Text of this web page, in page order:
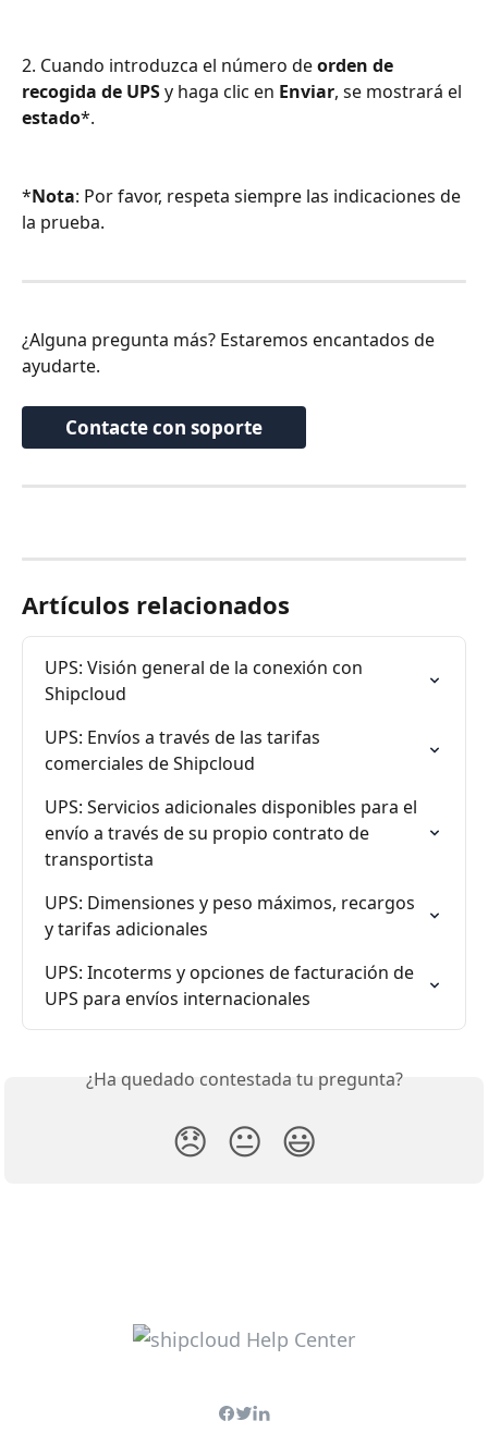
2. Cuando introduzca el número de orden de
recogida de UPS y haga clic en Enviar, se mostrará el
estado*.
*Nota: Por favor, respeta siempre las indicaciones de
la prueba.
¿Alguna pregunta más? Estaremos encantados de
ayudarte.
Contacte con soporte
Artículos relacionados
UPS: Visión general de la conexión con
Shipcloud
UPS: Envíos a través de las tarifas
comerciales de Shipcloud
UPS: Servicios adicionales disponibles para el
envío a través de su propio contrato de
transportista
UPS: Dimensiones y peso máximos, recargos
y tarifas adicionales
UPS: Incoterms y opciones de facturación de
UPS para envíos internacionales
¿Ha quedado contestada tu pregunta?
😞 😐 😃